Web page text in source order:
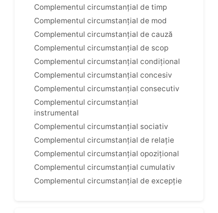
Complementul circumstanțial de timp
Complementul circumstanțial de mod
Complementul circumstanțial de cauză
Complementul circumstanțial de scop
Complementul circumstanțial condițional
Complementul circumstanțial concesiv
Complementul circumstanțial consecutiv
Complementul circumstanțial
instrumental
Complementul circumstanțial sociativ
Complementul circumstanțial de relație
Complementul circumstanțial opozițional
Complementul circumstanțial cumulativ
Complementul circumstanțial de excepție